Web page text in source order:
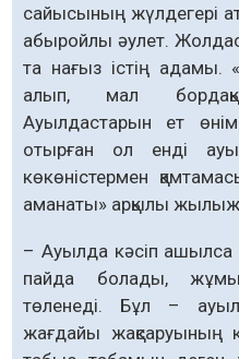
сайысының жүлдегері
абыройлы әулет.
та нағыз істің адамы.
алып, мал
Ауылдастарын ет
отырған ол енді
көкөністермен
аманаты» арқылы
– Ауылда кәсіп
пайда болады,
төленеді. Бұл –
жағдайы жақсаруының